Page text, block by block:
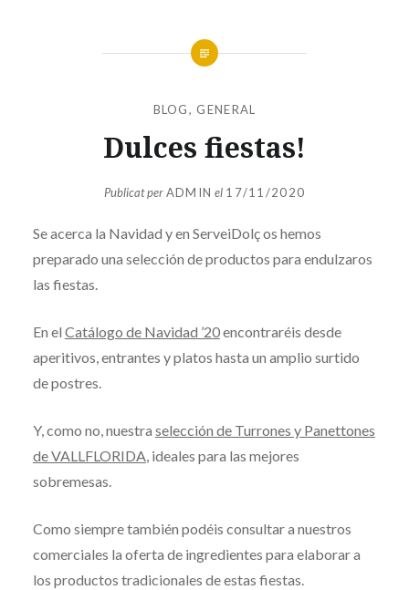
BLOG, GENERAL
Dulces fiestas!
Publicat perADMIN el 17/11/2020
Se acerca la Navidad y en ServeiDolç os hemos
preparado una selección de productos para endulzaros
las fiestas.
En el Catálogo de Navidad ’20encontraréis desde
aperitivos, entrantes y platos hasta un amplio surtido
de postres.
Y, como no, nuestra selección de Turrones y Panettones
de VALLFLORIDA, ideales para las mejores
sobremesas.
Como siempre también podéis consultar a nuestros
comerciales la oferta de ingredientes para elaborar a
los productos tradicionales de estas fiestas.